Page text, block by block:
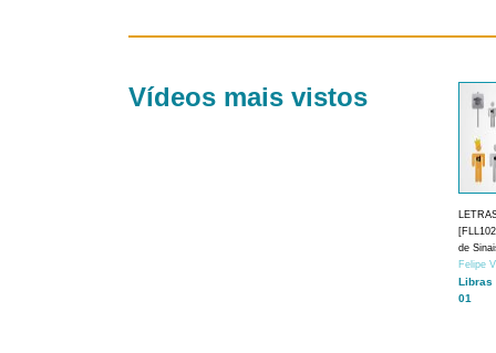
Vídeos mais vistos
de
Felipe
Libras
01